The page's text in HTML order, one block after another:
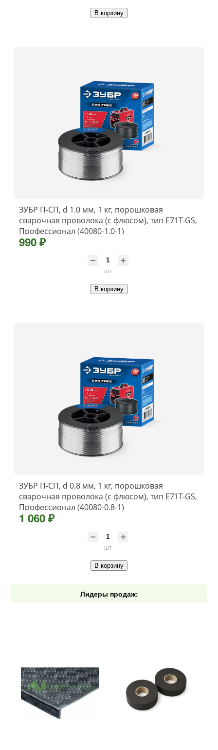
В корзину
ЗУБР П-СП, d 1.0 мм, 1 кг, порошковая
сварочная проволока (с флюсом), тип E71T-GS,
Профессионал (40080-1.0-1)
990 ₽
шт
В корзину
ЗУБР П-СП, d 0.8 мм, 1 кг, порошковая
сварочная проволока (с флюсом), тип E71T-GS,
Профессионал (40080-0.8-1)
1 060 ₽
шт
В корзину
Лидеры продаж: